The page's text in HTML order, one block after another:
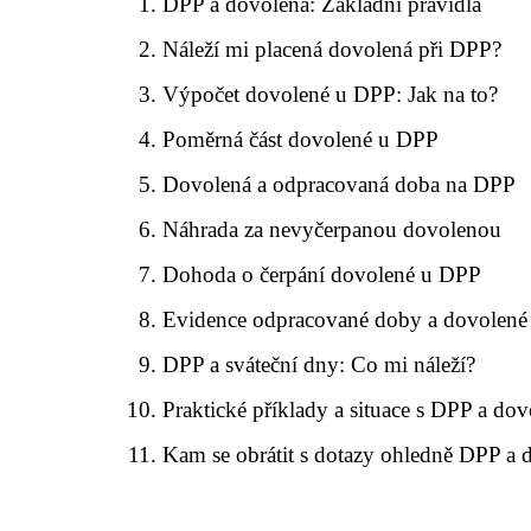
Náleží mi placená dovolená při DPP?
Výpočet dovolené u DPP: Jak na to?
Poměrná část dovolené u DPP
Dovolená a odpracovaná doba na DPP
Náhrada za nevyčerpanou dovolenou
Dohoda o čerpání dovolené u DPP
Evidence odpracované doby a dovolené
DPP a sváteční dny: Co mi náleží?
Praktické příklady a situace s DPP a
Kam se obrátit s dotazy ohledně DPP a